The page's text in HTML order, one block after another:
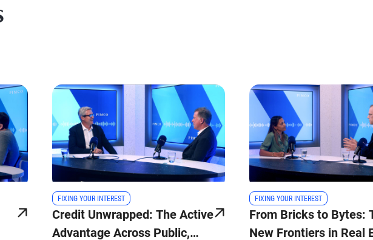
FIXING YOUR INTEREST
Credit Unwrapped: The Active
Advantage Across Public,
FIXING YOUR INTEREST
From Bricks to Bytes:
New Frontiers in Real